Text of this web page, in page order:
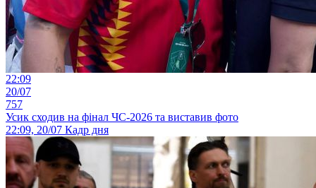
22:09
20/07
757
Усик сходив на фінал ЧС-2026 та виставив фото
22:09, 20/07 Кадр дня